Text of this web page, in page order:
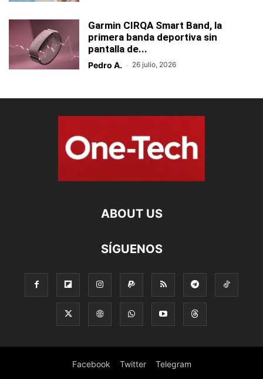
Garmin CIRQA Smart Band, la
primera banda deportiva sin
pantalla de...
Pedro A. - 26 julio, 2026
ABOUT US
SÍGUENOS
Facebook Twitter Telegram